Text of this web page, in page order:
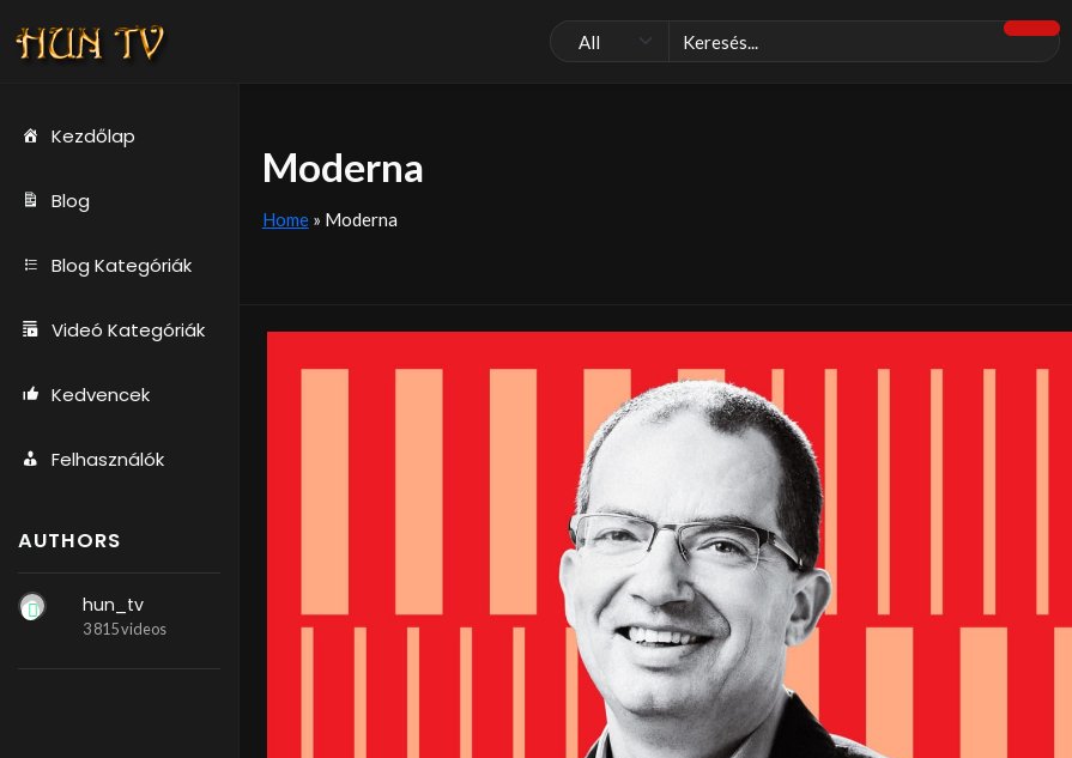
Kezdőlap
Blog
Blog Kategóriák
Videó Kategóriák
Kedvencek
Felhasználók
AUTHORS
hun_tv
3 815 videos
Moderna
Home» Moderna